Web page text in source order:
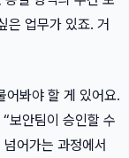
은 업무가 있죠. 거
어봐야 할 게 있어요.
보안팀이 승인할 수
어가는 과정에서